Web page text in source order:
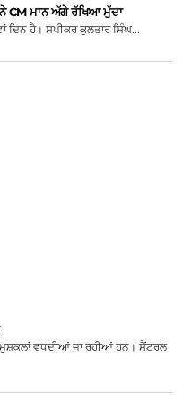
ਨੇ CM ਮਾਨ ਅੱਗੇ ਰੱਖਿਆ ਮੁੱਦਾ
ਦਿਨ ਹੈ। ਸਪੀਕਰ ਕੁਲਤਾਰ ਸਿੰਘ...
ਮੁਸ਼ਕਲਾਂ ਵਧਦੀਆਂ ਜਾ ਰਹੀਆਂ ਹਨ। ਸੈਂਟਰਲ